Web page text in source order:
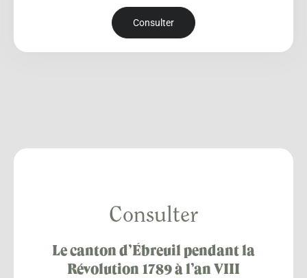
Consulter
Consulter
Le canton d’Ébreuil pendant la
Révolution 1789 à l’an VIII